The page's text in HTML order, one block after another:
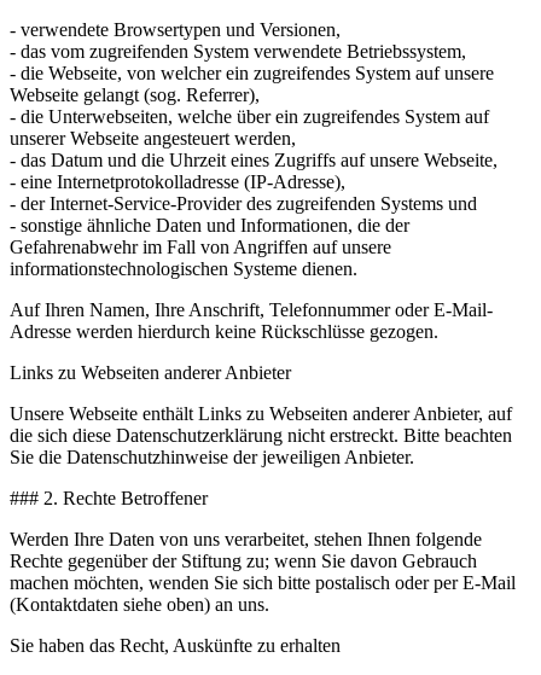
- verwendete Browsertypen und Versionen,
- das vom zugreifenden System verwendete Betriebssystem,
- die Webseite, von welcher ein zugreifendes System auf unsere
Webseite gelangt (sog. Referrer),
- die Unterwebseiten, welche über ein zugreifendes System auf
unserer Webseite angesteuert werden,
- das Datum und die Uhrzeit eines Zugriffs auf unsere Webseite,
- eine Internetprotokolladresse (IP-Adresse),
- der Internet-Service-Provider des zugreifenden Systems und
- sonstige ähnliche Daten und Informationen, die der
Gefahrenabwehr im Fall von Angriffen auf unsere
informationstechnologischen Systeme dienen.
Auf Ihren Namen, Ihre Anschrift, Telefonnummer oder E-Mail-
Adresse werden hierdurch keine Rückschlüsse gezogen.
Links zu Webseiten anderer Anbieter
Unsere Webseite enthält Links zu Webseiten anderer Anbieter, auf
die sich diese Datenschutzerklärung nicht erstreckt. Bitte beachten
Sie die Datenschutzhinweise der jeweiligen Anbieter.
### 2. Rechte Betroffener
Werden Ihre Daten von uns verarbeitet, stehen Ihnen folgende
Rechte gegenüber der Stiftung zu; wenn Sie davon Gebrauch
machen möchten, wenden Sie sich bitte postalisch oder per E-Mail
(Kontaktdaten siehe oben) an uns.
Sie haben das Recht, Auskünfte zu erhalten